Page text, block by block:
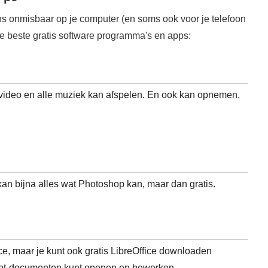
onmisbaar op je computer (en soms ook voor je telefoon
gratis software programma's en apps:
en alle muziek kan afspelen. En ook kan opnemen,
bijna alles wat Photoshop kan, maar dan gratis.
maar je kunt ook gratis LibreOffice downloaden